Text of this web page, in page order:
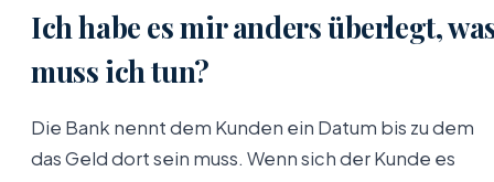
Ich habe es mir anders überlegt,
muss ich tun?
Die Bank nennt dem Kunden ein Datum bis zu dem
das Geld dort sein muss. Wenn sich der Kunde es